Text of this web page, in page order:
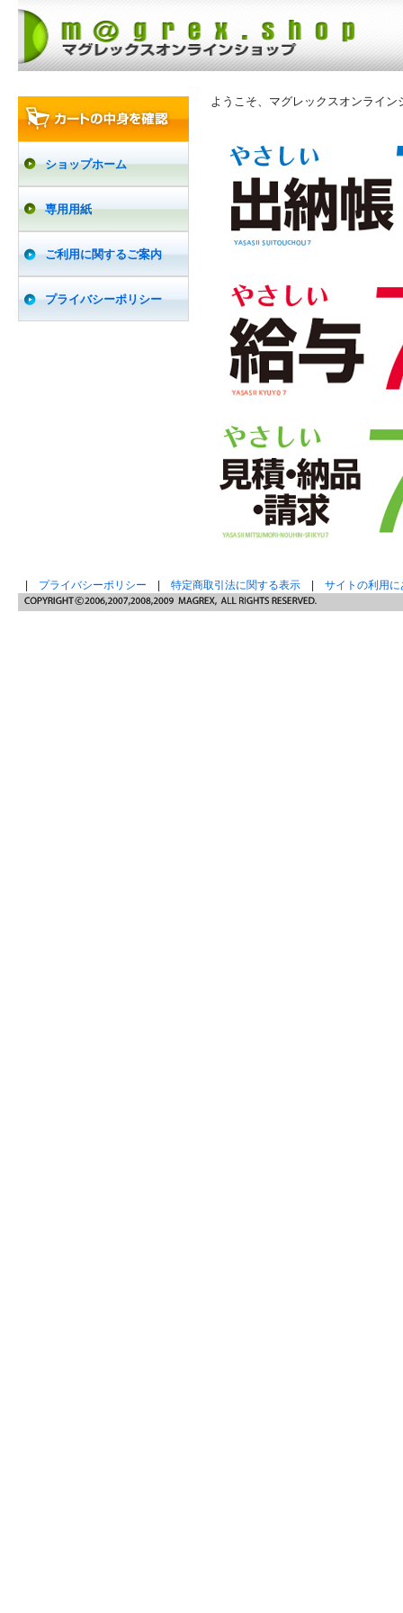
ショップホーム
専用用紙
ご利用に関するご案内
プライバシーポリシー
ようこそ、マグレックスオンライン
プライバシーポリシー 特定商取引法に関する表示 サイトの利用に